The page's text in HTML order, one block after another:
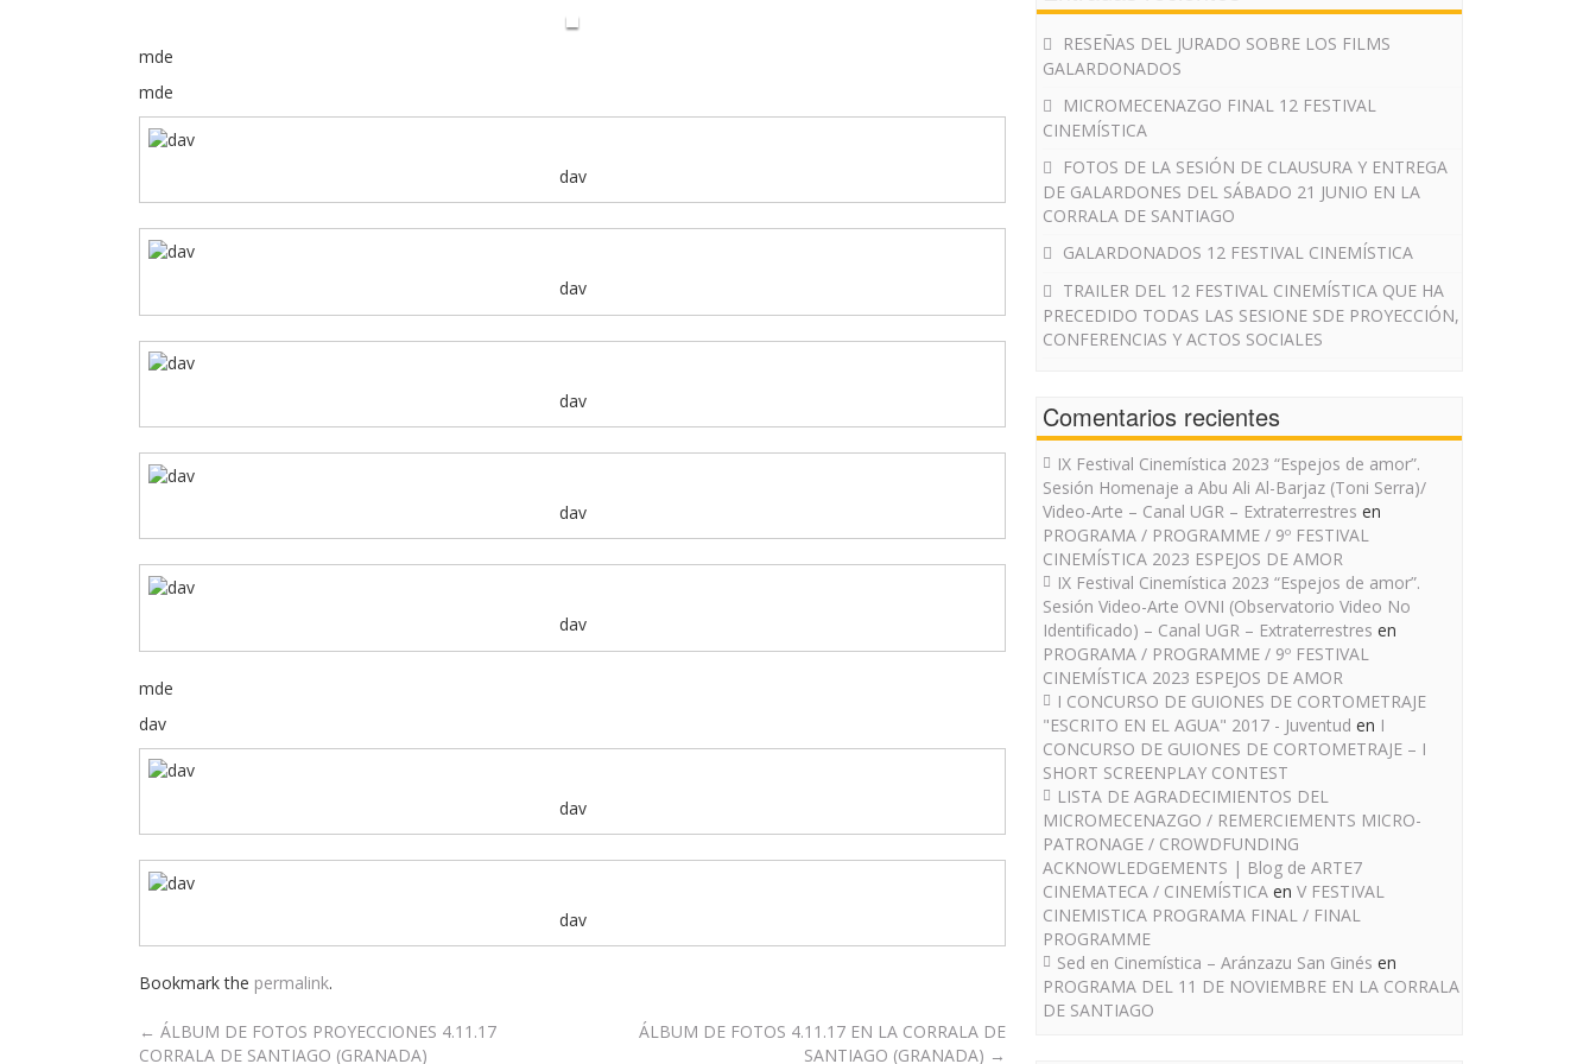
mde
mde
dav
dav
dav
dav
dav
mde
dav
dav
dav
Bookmark the permalink.
Post
← ÁLBUM DE FOTOS PROYECCIONES 4.11.17
CORRALA DE SANTIAGO (GRANADA)
ÁLBUM DE FOTOS 4.11.17 EN LA CORRALA DE
SANTIAGO (GRANADA) →
RESEÑAS DEL JURADO SOBRE LOS FILMS
GALARDONADOS
MICROMECENAZGO FINAL 12 FESTIVAL
CINEMÍSTICA
FOTOS DE LA SESIÓN DE CLAUSURA Y ENTREGA
DE GALARDONES DEL SÁBADO 21 JUNIO EN LA
CORRALA DE SANTIAGO
GALARDONADOS 12 FESTIVAL CINEMÍSTICA
TRAILER DEL 12 FESTIVAL CINEMÍSTICA QUE HA
PRECEDIDO TODAS LAS SESIONE SDE PROYECCIÓN,
CONFERENCIAS Y ACTOS SOCIALES
Comentarios recientes
IX Festival Cinemística 2023 “Espejos de amor”.
Sesión Homenaje a Abu Ali Al-Barjaz (Toni Serra)/
Video-Arte – Canal UGR – Extraterrestres en
PROGRAMA / PROGRAMME / 9º FESTIVAL
CINEMÍSTICA 2023 ESPEJOS DE AMOR
IX Festival Cinemística 2023 “Espejos de amor”.
Sesión Video-Arte OVNI (Observatorio Video No
Identificado) – Canal UGR – Extraterrestres en
PROGRAMA / PROGRAMME / 9º FESTIVAL
CINEMÍSTICA 2023 ESPEJOS DE AMOR
I CONCURSO DE GUIONES DE CORTOMETRAJE
"ESCRITO EN EL AGUA" 2017 - Juventud en I
CONCURSO DE GUIONES DE CORTOMETRAJE – I
SHORT SCREENPLAY CONTEST
LISTA DE AGRADECIMIENTOS DEL
MICROMECENAZGO / REMERCIEMENTS MICRO-
PATRONAGE / CROWDFUNDING
ACKNOWLEDGEMENTS | Blog de ARTE7
CINEMATECA / CINEMÍSTICA en V FESTIVAL
CINEMISTICA PROGRAMA FINAL / FINAL
PROGRAMME
Sed en Cinemística – Aránzazu San Ginés en
PROGRAMA DEL 11 DE NOVIEMBRE EN LA CORRALA
DE SANTIAGO